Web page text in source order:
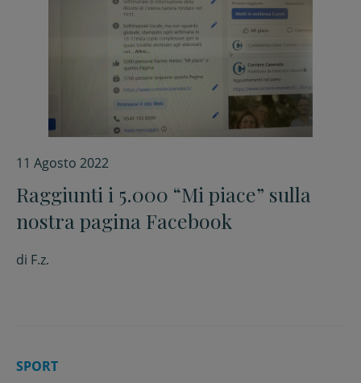
11 Agosto 2022
Raggiunti i 5.000 “Mi piace” sulla
nostra pagina Facebook
di F.z.
SPORT